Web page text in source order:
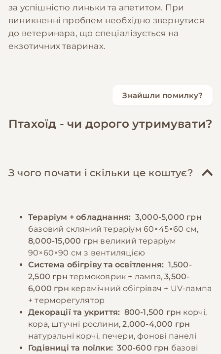
за успішністю линьки та апетитом. При
виникненні проблем необхідно звернутися
до ветеринара, що спеціалізується на
екзотичних тваринах.
Знайшли помилку?
Птахоїд - чи дорого утримувати?
З чого почати і скільки це коштує?
Тераріум + обладнання: 3,000-5,000 грн
базовий скляний тераріум 60×45×60 см,
8,000-15,000 грн великий тераріум
90×60×90 см з вентиляцією
Система обігріву та освітлення: 1,500-
2,500 грн термоковрик + лампа,3,500-
6,000 грн керамічний обігрівач + UV-лампа
+ терморегулятор
Декорації та укриття: 800-1,500 грн корчі,
кора, штучні рослини,2,000-4,000 грн
натуральні корчі, печери, фонові панелі
Годівниці та поїлки: 300-600 грн базові